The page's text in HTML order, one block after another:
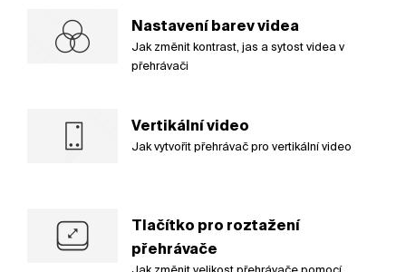
Nastavení barev videa
Jak změnit kontrast, jas a sytost videa v
přehrávači
Vertikální video
Jak vytvořit přehrávač pro vertikální video
Tlačítko pro roztažení
přehrávače
Jak změnit velikost přehrávače pomocí